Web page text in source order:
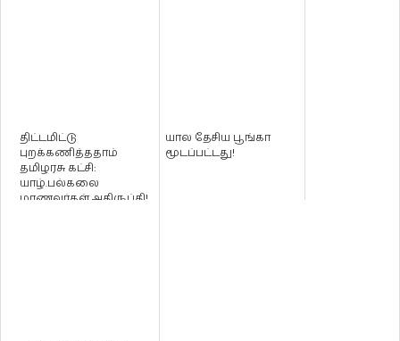
திட்டமிட்டு
புறக்கணித்ததாம்
தமிழரசு கட்சி:
யாழ்.பல்கலை
மாணவர்கள் அதிருப்தி!
யால தேசிய பூங்கா
மூடப்பட்டது!